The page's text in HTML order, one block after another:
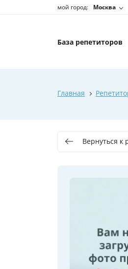
мой город: Москва
База репетиторов
Главная
Вернуться к